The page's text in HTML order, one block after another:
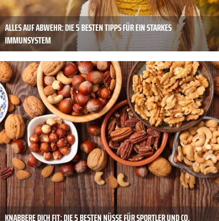
ALLES AUF ABWEHR: DIE 5 BESTEN TIPPS FÜR EIN STARKES
IMMUNSYSTEM
KNABBERE DICH FIT: DIE 5 BESTEN NÜSSE FÜR SPORTLER UND CO.